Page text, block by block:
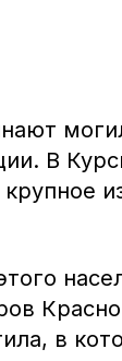
В
в